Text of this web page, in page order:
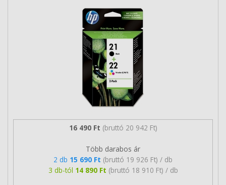
16 490 Ft (bruttó 20 942 Ft)
Több darabos ár
2 db 15 690 Ft (bruttó 19 926 Ft) / db
3 db-tól 14 890 Ft (bruttó 18 910 Ft) / db